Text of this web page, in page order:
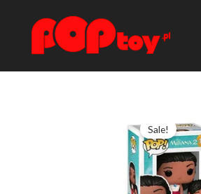
Sale!